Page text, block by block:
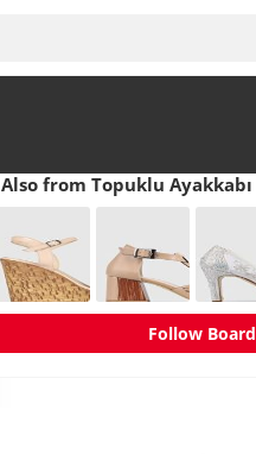
Also from Topuklu Ayakkabı
Follow Board